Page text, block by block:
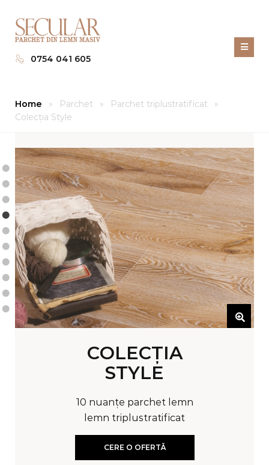
0754 041 605
Home » Parchet » Parchet triplustratificat
»
Colecţia Style
COLECŢIA
STYLE
10 nuanțe parchet lemn
lemn triplustratificat
CERE O OFERTĂ